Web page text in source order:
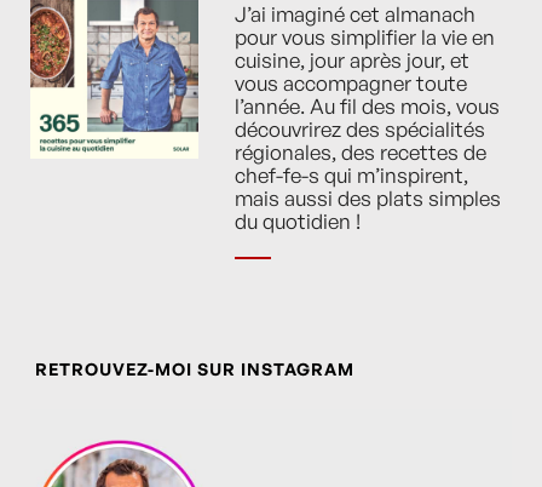
J’ai imaginé cet almanach
pour vous simplifier la vie en
cuisine, jour après jour, et
vous accompagner toute
l’année. Au fil des mois, vous
découvrirez des spécialités
régionales, des recettes de
chef-fe-s qui m’inspirent,
mais aussi des plats simples
du quotidien !
RETROUVEZ-MOI SUR INSTAGRAM